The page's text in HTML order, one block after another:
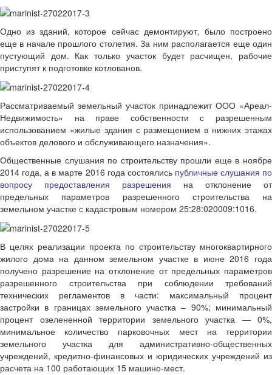
Одно из зданий, которое сейчас демонтируют, было построено
еще в начале прошлого столетия. За ним располагается еще один
пустующий дом. Как только участок будет расчищен, рабочие
приступят к подготовке котлованов.
Рассматриваемый земельный участок принадлежит ООО «Ареал-
Недвижимость» на праве собственности с разрешенным
использованием «жилые здания с размещением в нижних этажах
объектов делового и обслуживающего назначения».
Общественные слушания по строительству прошли еще в ноябре
2014 года, а в марте 2016 года состоялись публичные слушания по
вопросу предоставления разрешения на отклонение от
предельных параметров разрешенного строительства на
земельном участке с кадастровым номером 25:28:020009:1016.
В целях реализации проекта по строительству многоквартирного
жилого дома на данном земельном участке в июне 2016 года
получено разрешение на отклонение от предельных параметров
разрешенного строительства при соблюдении требований
технических регламентов в части: максимальный процент
застройки в границах земельного участка – 90%; минимальный
процент озелененной территории земельного участка — 0%,
минимальное количество парковочных мест на территории
земельного участка для административно-общественных
учреждений, кредитно-финансовых и юридических учреждений из
расчета на 100 работающих 15 машино-мест.